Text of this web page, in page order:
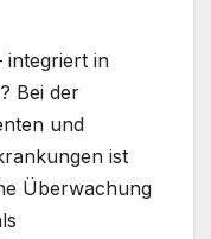
integriert in
Bei der
und
ist
Überwachung